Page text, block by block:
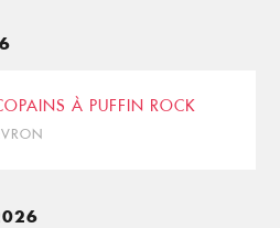
À PUFFIN ROCK